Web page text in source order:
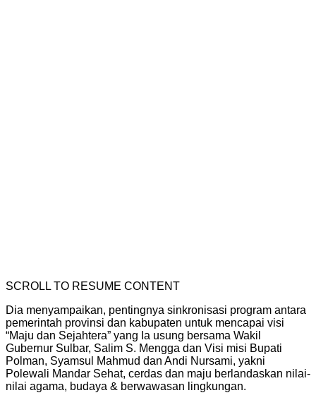
SCROLL TO RESUME CONTENT
Dia menyampaikan, pentingnya sinkronisasi program antara
pemerintah provinsi dan kabupaten untuk mencapai visi
“Maju dan Sejahtera” yang Ia usung bersama Wakil
Gubernur Sulbar, Salim S. Mengga dan Visi misi Bupati
Polman, Syamsul Mahmud dan Andi Nursami, yakni
Polewali Mandar Sehat, cerdas dan maju berlandaskan nilai-
nilai agama, budaya & berwawasan lingkungan.